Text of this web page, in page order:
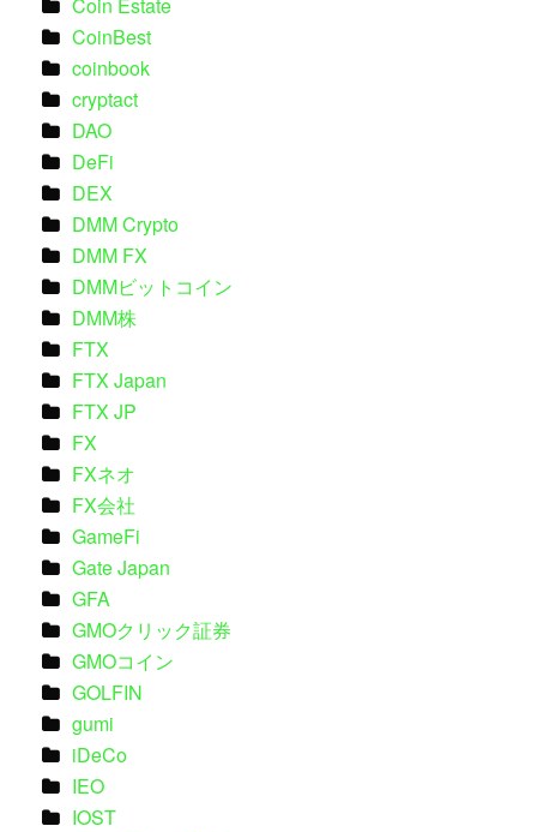
CoinBest
coinbook
cryptact
DAO
DeFi
DEX
DMM Crypto
DMM FX
DMMビットコイン
DMM株
FTX
FTX Japan
FTX JP
FX
FXネオ
FX会社
GameFi
Gate Japan
GFA
GMOクリック証券
GMOコイン
GOLFIN
gumi
iDeCo
IEO
IOST